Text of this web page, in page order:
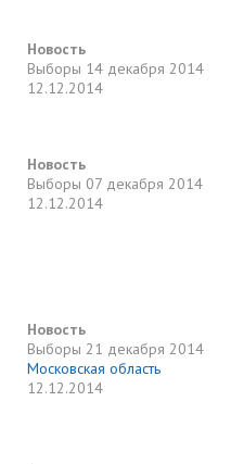
Новость
Выборы 14 декабря 2014
12.12.2014
Новость
Выборы 07 декабря 2014
12.12.2014
Новость
Выборы 21 декабря 2014
Московская область
12.12.2014